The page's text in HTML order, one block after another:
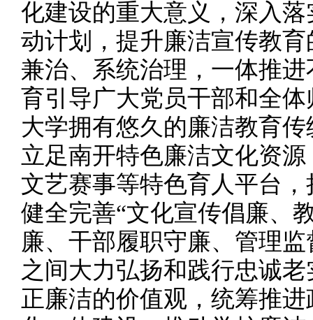
化建设的重大意义，深入
动计划，提升廉洁宣传教
兼治、系统治理，一体推
育引导广大党员干部和全
大学拥有悠久的廉洁教育
立足南开特色廉洁文化资
文艺赛事等特色育人平台
健全完善“文化宣传倡廉、
廉、干部履职守廉、管理
之间大力弘扬和践行忠诚
正廉洁的价值观，统筹推